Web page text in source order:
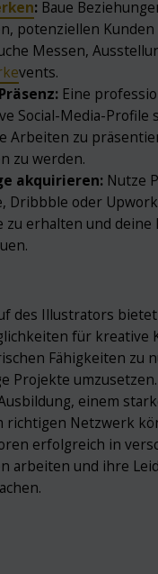
: Baue
potenziellen
Messen,
vents.
Eine
Social-Media-Profile
Arbeiten zu
zu werden.
akquirieren: Nutze
Dribbble oder
zu erhalten und deine
des Illustrators
für kreative
Fähigkeiten zu
Projekte
einem
richtigen Netzwerk
erfolgreich in
arbeiten und ihre